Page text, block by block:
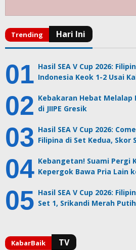
Hasil SEA V Cup 2026:
Indonesia Keok 1-2 Usai
Kebakaran Hebat Melalap
di JIIPE Gresik
Hasil SEA V Cup 2026:
Filipina di Set Kedua, Skor
Kebangetan! Suami Pergi
Kepergok Bawa Pria Lain
Hasil SEA V Cup 2026:
Set 1, Srikandi Merah